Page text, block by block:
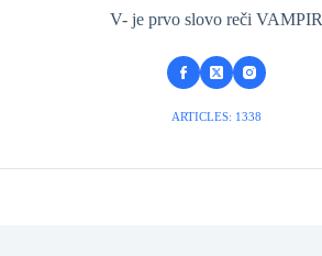
V- je prvo slovo reči VAMPIR
ARTICLES: 1338